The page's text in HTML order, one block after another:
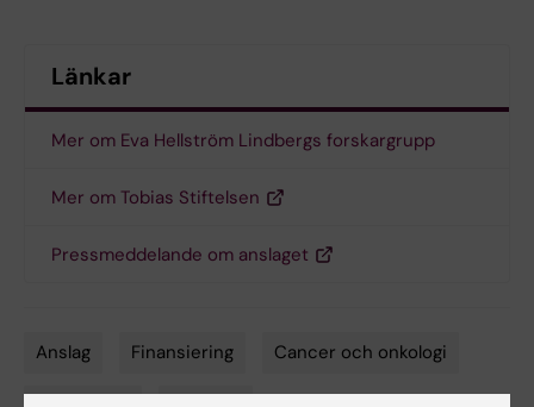
Länkar
Mer om Eva Hellström Lindbergs forskargrupp
Mer om Tobias Stiftelsen
Pressmeddelande om anslaget
Anslag Finansiering Cancer och onkologi